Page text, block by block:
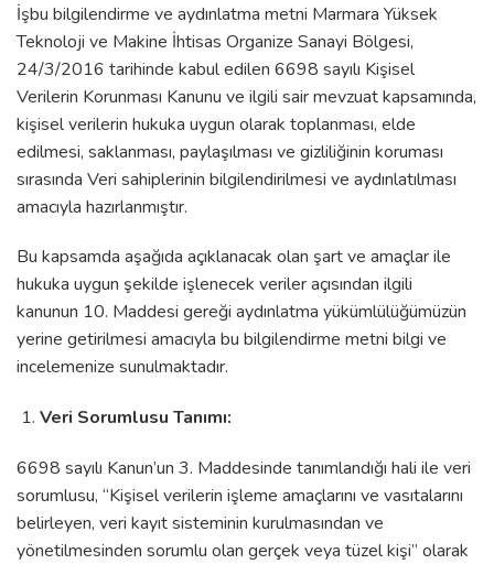
İşbu bilgilendirme ve aydınlatma metni Marmara Yüksek
Teknoloji ve Makine İhtisas Organize Sanayi Bölgesi,
24/3/2016 tarihinde kabul edilen 6698 sayılı Kişisel
Verilerin Korunması Kanunu ve ilgili sair mevzuat kapsamında,
kişisel verilerin hukuka uygun olarak toplanması, elde
edilmesi, saklanması, paylaşılması ve gizliliğinin koruması
sırasında Veri sahiplerinin bilgilendirilmesi ve aydınlatılması
amacıyla hazırlanmıştır.
Bu kapsamda aşağıda açıklanacak olan şart ve amaçlar ile
hukuka uygun şekilde işlenecek veriler açısından ilgili
kanunun 10. Maddesi gereği aydınlatma yükümlülüğümüzün
yerine getirilmesi amacıyla bu bilgilendirme metni bilgi ve
incelemenize sunulmaktadır.
Veri Sorumlusu Tanımı:
6698 sayılı Kanun’un 3. Maddesinde tanımlandığı hali ile veri
sorumlusu, “Kişisel verilerin işleme amaçlarını ve vasıtalarını
belirleyen, veri kayıt sisteminin kurulmasından ve
yönetilmesinden sorumlu olan gerçek veya tüzel kişi” olarak